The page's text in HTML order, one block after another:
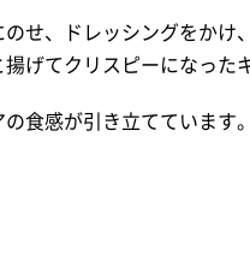
せ、ドレッシングをかけ
揚げてクリスピーになった
食感が引き立てています